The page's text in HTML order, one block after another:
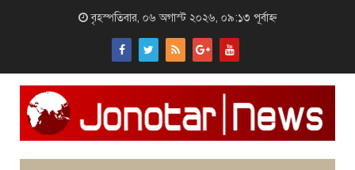
বৃহস্পতিবার, ০৬ অগাস্ট ২০২৬, ০৯:১৩ পূর্বাহ্ন